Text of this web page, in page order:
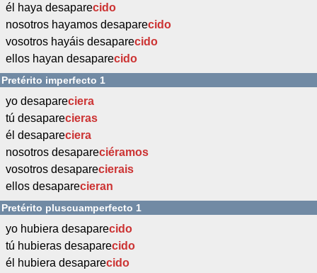
él haya desaparecido
nosotros hayamos desaparecido
vosotros hayáis desaparecido
ellos hayan desaparecido
Pretérito imperfecto 1
yo desapareciera
tú desaparecieras
él desapareciera
nosotros desapareciéramos
vosotros desaparecierais
ellos desaparecieran
Pretérito pluscuamperfecto 1
yo hubiera desaparecido
tú hubieras desaparecido
él hubiera desaparecido